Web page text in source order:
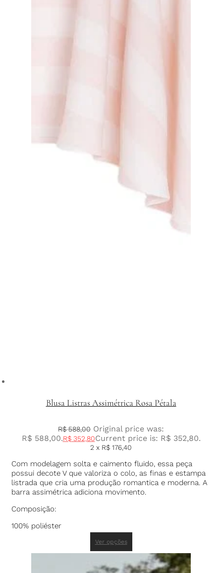
Blusa Listras Assimétrica Rosa Pétala
R$588,00 Original price was:
R$ 588,00.R$352,80Current price is: R$ 352,80.
2 x R$ 176,40
Com modelagem solta e caimento fluido, essa peça
possui decote V que valoriza o colo, as finas e estampa
listrada que cria uma produção romantica e moderna. A
barra assimétrica adiciona movimento.
Composição:
100% poliéster
Ver opções